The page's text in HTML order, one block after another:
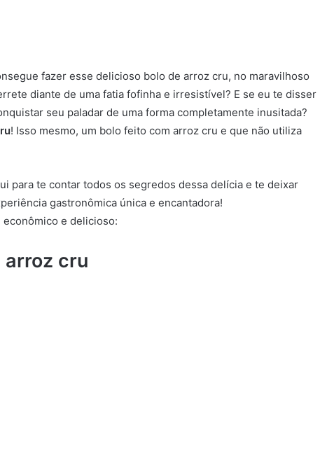
fazer esse delicioso bolo de arroz cru, no maravilhoso
diante de uma fatia fofinha e irresistível? E se eu te disser
seu paladar de uma forma completamente inusitada?
! Isso mesmo, um bolo feito com arroz cru e que não utiliza
para te contar todos os segredos dessa delícia e te deixar
gastronômica única e encantadora!
e delicioso:
arroz cru